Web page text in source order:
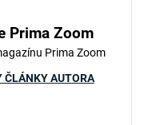
Prima Zoom
Prima Zoom
ČLÁNKY AUTORA